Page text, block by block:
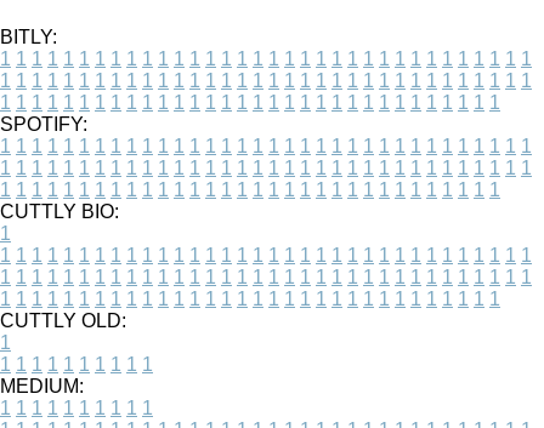
BITLY:
1 1 1 1 1 1 1 1 1 1 1 1 1 1 1 1 1 1 1 1 1 1 1 1 1 1 1 1 1 1 1 1 1 1
1 1 1 1 1 1 1 1 1 1 1 1 1 1 1 1 1 1 1 1 1 1 1 1 1 1 1 1 1 1 1 1 1 1
1 1 1 1 1 1 1 1 1 1 1 1 1 1 1 1 1 1 1 1 1 1 1 1 1 1 1 1 1 1 1 1
SPOTIFY:
1 1 1 1 1 1 1 1 1 1 1 1 1 1 1 1 1 1 1 1 1 1 1 1 1 1 1 1 1 1 1 1 1 1
1 1 1 1 1 1 1 1 1 1 1 1 1 1 1 1 1 1 1 1 1 1 1 1 1 1 1 1 1 1 1 1 1 1
1 1 1 1 1 1 1 1 1 1 1 1 1 1 1 1 1 1 1 1 1 1 1 1 1 1 1 1 1 1 1 1
CUTTLY BIO:
1
1 1 1 1 1 1 1 1 1 1 1 1 1 1 1 1 1 1 1 1 1 1 1 1 1 1 1 1 1 1 1 1 1 1
1 1 1 1 1 1 1 1 1 1 1 1 1 1 1 1 1 1 1 1 1 1 1 1 1 1 1 1 1 1 1 1 1 1
1 1 1 1 1 1 1 1 1 1 1 1 1 1 1 1 1 1 1 1 1 1 1 1 1 1 1 1 1 1 1 1
CUTTLY OLD:
1
1 1 1 1 1 1 1 1 1 1
MEDIUM:
1 1 1 1 1 1 1 1 1 1